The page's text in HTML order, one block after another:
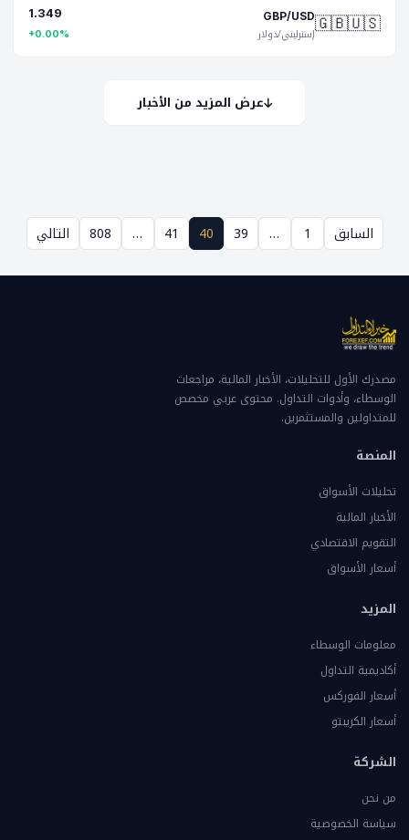
🇬🇧🇺🇸
GBP/USD
إسترليني/دولار
1.349
+0.00%
عرض المزيد من الأخبار
السابق 1
…
39
40
41
…
808 التالي
مصدرك الأول للتحليلات، الأخبار المالية، مراجعات
الوسطاء، وأدوات التداول. محتوى عربي مخصص
للمتداولين والمستثمرين.
المنصة
تحليلات الأسواق
الأخبار المالية
التقويم الاقتصادي
أسعار الأسواق
المزيد
معلومات الوسطاء
أكاديمية التداول
أسعار الفوركس
أسعار الكريبتو
الشركة
من نحن
سياسة الخصوصية